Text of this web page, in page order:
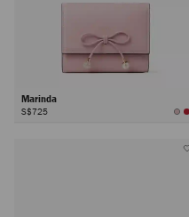
Marinda
S$725